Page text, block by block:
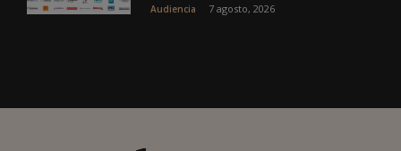
Audiencia 7 agosto, 2026